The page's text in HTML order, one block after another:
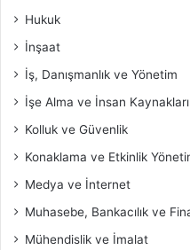
Hukuk
İnşaat
İş, Danışmanlık ve Yönetim
İşe Alma ve İnsan Kaynakları
Kolluk ve Güvenlik
Konaklama ve Etkinlik
Medya ve İnternet
Muhasebe, Bankacılık ve
Mühendislik ve İmalat